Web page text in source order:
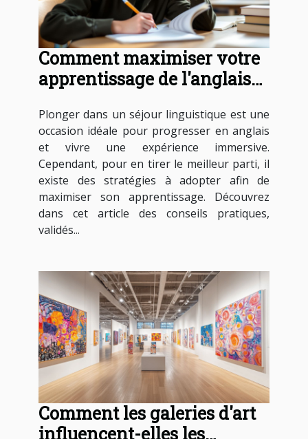
Comment maximiser votre
apprentissage de l'anglais
Plonger dans un séjour linguistique est une
occasion idéale pour progresser en anglais
et vivre une expérience immersive.
Cependant, pour en tirer le meilleur parti, il
existe des stratégies à adopter afin de
maximiser son apprentissage. Découvrez
dans cet article des conseils pratiques,
validés...
Comment les galeries d'art
influencent-elles les